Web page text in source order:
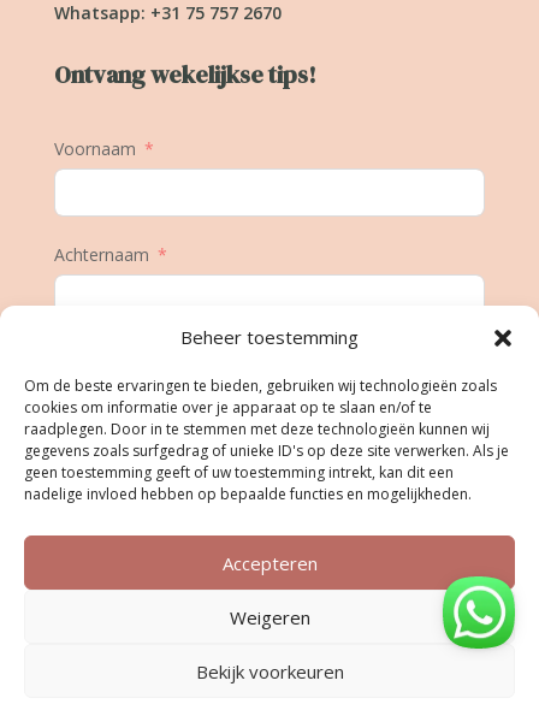
Beheer toestemming
Om de beste ervaringen te bieden, gebruiken wij technologieën zoals
cookies om informatie over je apparaat op te slaan en/of te
raadplegen. Door in te stemmen met deze technologieën kunnen wij
gegevens zoals surfgedrag of unieke ID's op deze site verwerken. Als je
geen toestemming geeft of uw toestemming intrekt, kan dit een
nadelige invloed hebben op bepaalde functies en mogelijkheden.
Accepteren
Weigeren
Bekijk voorkeuren
Whatsapp: +31 75 757 2670
Ontvang wekelijkse tips!
Voornaam
Achternaam
Geboortedatum
Inschrijven